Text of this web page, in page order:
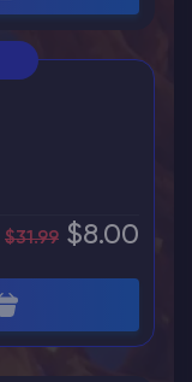
$31.99 $8.00